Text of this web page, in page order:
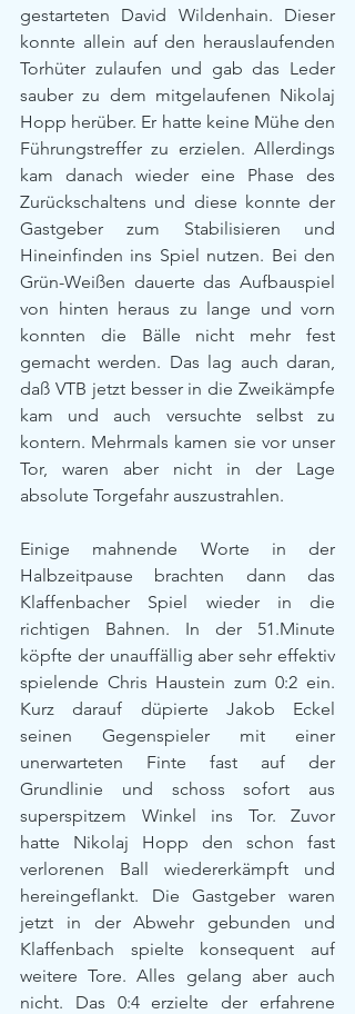
gestarteten David Wildenhain. Dieser
konnte allein auf den herauslaufenden
Torhüter zulaufen und gab das Leder
sauber zu dem mitgelaufenen Nikolaj
Hopp herüber. Er hatte keine Mühe den
Führungstreffer zu erzielen. Allerdings
kam danach wieder eine Phase des
Zurückschaltens und diese konnte der
Gastgeber zum Stabilisieren und
Hineinfinden ins Spiel nutzen. Bei den
Grün-Weißen dauerte das Aufbauspiel
von hinten heraus zu lange und vorn
konnten die Bälle nicht mehr fest
gemacht werden. Das lag auch daran,
daß VTB jetzt besser in die Zweikämpfe
kam und auch versuchte selbst zu
kontern. Mehrmals kamen sie vor unser
Tor, waren aber nicht in der Lage
absolute Torgefahr auszustrahlen.
Einige mahnende Worte in der
Halbzeitpause brachten dann das
Klaffenbacher Spiel wieder in die
richtigen Bahnen. In der 51.Minute
köpfte der unauffällig aber sehr effektiv
spielende Chris Haustein zum 0:2 ein.
Kurz darauf düpierte Jakob Eckel
seinen Gegenspieler mit einer
unerwarteten Finte fast auf der
Grundlinie und schoss sofort aus
superspitzem Winkel ins Tor. Zuvor
hatte Nikolaj Hopp den schon fast
verlorenen Ball wiedererkämpft und
hereingeflankt. Die Gastgeber waren
jetzt in der Abwehr gebunden und
Klaffenbach spielte konsequent auf
weitere Tore. Alles gelang aber auch
nicht. Das 0:4 erzielte der erfahrene